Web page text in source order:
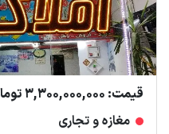
قیمت: 3,300,000,000 تومان
مغازه و تجاری